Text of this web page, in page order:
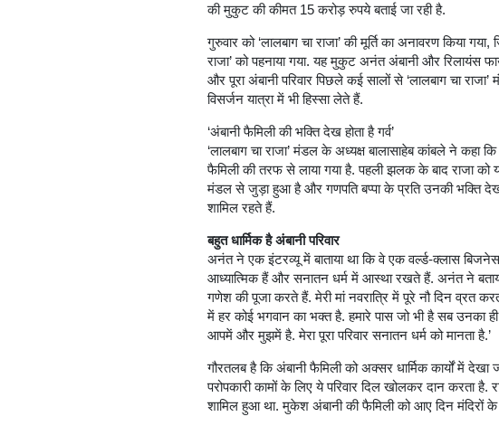
की मुकुट की कीमत 15 करोड़ रुपये बताई जा रही है.
गुरुवार को ‘लालबाग चा राजा’ की मूर्ति का अनावरण किया
राजा’ को पहनाया गया. यह मुकुट अनंत अंबानी और रिलायंस
और पूरा अंबानी परिवार पिछले कई सालों से ‘लालबाग चा
विसर्जन यात्रा में भी हिस्सा लेते हैं.
‘अंबानी फैमिली की भक्ति देख होता है गर्व’
‘लालबाग चा राजा’ मंडल के अध्यक्ष बालासाहेब कांबले ने
फैमिली की तरफ से लाया गया है. पहली झलक के बाद राजा को
मंडल से जुड़ा हुआ है और गणपति बप्पा के प्रति उनकी भक्ति
शामिल रहते हैं.
बहुत धार्मिक है अंबानी परिवार
अनंत ने एक इंटरव्‍यू में बाताया था कि वे एक वर्ल्ड-क्लास
आध्यात्मिक हैं और सनातन धर्म में आस्था रखते हैं. अनंत ने
गणेश की पूजा करते हैं. मेरी मां नवरात्रि में पूरे नौ दिन व्रत
में हर कोई भगवान का भक्त है. हमारे पास जो भी है सब उनका
आपमें और मुझमें है. मेरा पूरा परिवार सनातन धर्म को मानता है.’
गौरतलब है कि अंबानी फैमिली को अक्‍सर धार्मिक कार्यों में
परोपकारी कामों के लिए ये परिवार दिल खोलकर दान करता है.
शामिल हुआ था. मुकेश अंबानी की फैमिली को आए दिन मंदिरों